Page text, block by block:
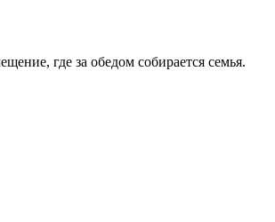
где за обедом собирается семья.